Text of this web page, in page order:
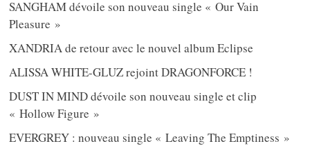
SANGHAM dévoile son nouveau single « Our Vain
Pleasure »
XANDRIA de retour avec le nouvel album Eclipse
ALISSA WHITE-GLUZ rejoint DRAGONFORCE !
DUST IN MIND dévoile son nouveau single et clip
« Hollow Figure »
EVERGREY : nouveau single « Leaving The Emptiness »